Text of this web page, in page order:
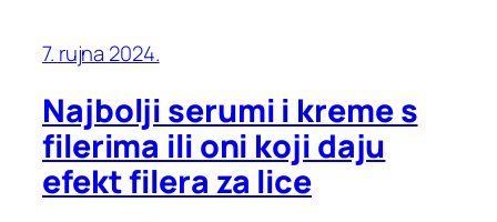
7. rujna 2024.
Najbolji serumi i kreme s
filerima ili oni koji daju
efekt filera za lice